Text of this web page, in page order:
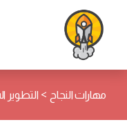
مهارات النجاح >